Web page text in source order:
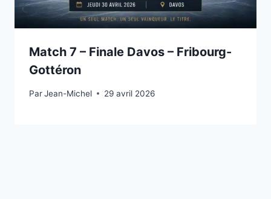
Match 7 – Finale Davos – Fribourg-
Gottéron
ParJean-Michel
29 avril 2026 29 avril 2026